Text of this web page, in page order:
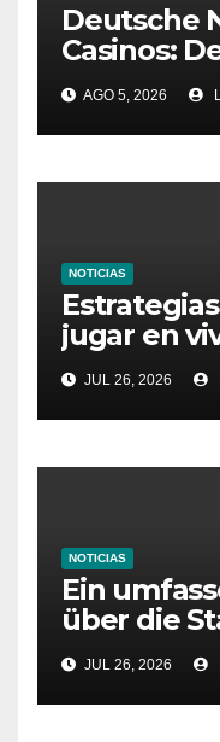
Deutsche
Casinos:
Ratgeber
AGO 5, 2026
NOTICIAS
jugar en
aumentar
JUL 26, 2026
NOTICIAS
Ein
über die
JUL 26, 2026